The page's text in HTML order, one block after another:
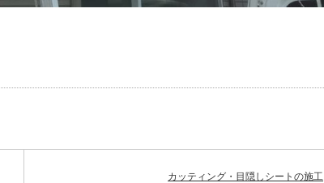
カッティング・目隠しシートの施工